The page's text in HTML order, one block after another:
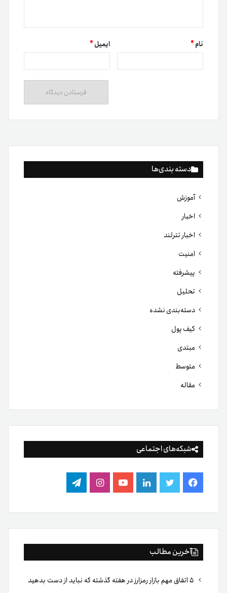
دسته بندی‌ها
آموزش
اخبار
اخبار تترلند
امنیت
پیشرفته
تحلیل
دسته‌بندی نشده
کیف پول
مبتدی
متوسط
مقاله
شبکه‌های اجتماعی
فیس
بوک
توییتر لینکدینیوتیوباینستاگرام
تلگرام
آخرین مطالب
نام* ایمیل*